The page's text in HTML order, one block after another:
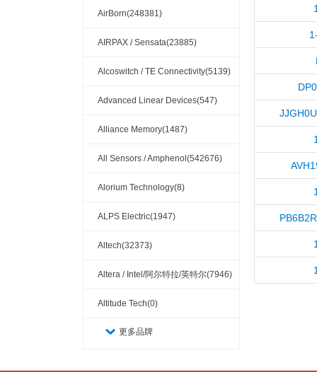
Connectivity Solutions(909)
AirBorn(248381)
AIRPAX / Sensata(23885)
Alcoswitch / TE Connectivity(5139)
Advanced Linear Devices(547)
Alliance Memory(1487)
All Sensors / Amphenol(542676)
Alorium Technology(8)
ALPS Electric(1947)
Altech(32373)
Altera / Intel/阿尔特拉/英特尔(7946)
Altitude Tech(0)
更多品牌